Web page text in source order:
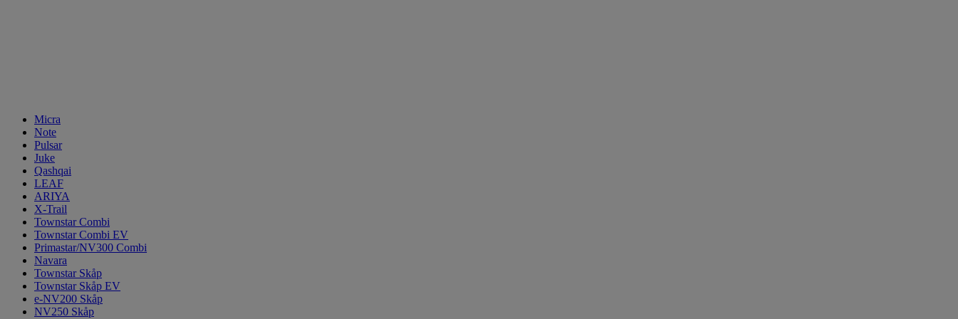
Micra
Note
Pulsar
Juke
Qashqai
LEAF
ARIYA
X-Trail
Townstar Combi
Townstar Combi EV
Primastar/NV300 Combi
Navara
Townstar Skåp
Townstar Skåp EV
e-NV200 Skåp
NV250 Skåp